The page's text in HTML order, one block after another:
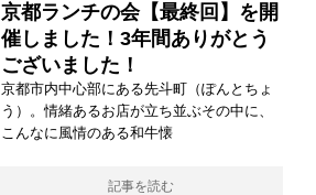
京都ランチの会【最終回】を開
催しました！3年間ありがとう
ございました！
京都市内中心部にある先斗町（ぽんとちょ
う）。情緒あるお店が立ち並ぶその中に、
こんなに風情のある和牛懐
記事を読む